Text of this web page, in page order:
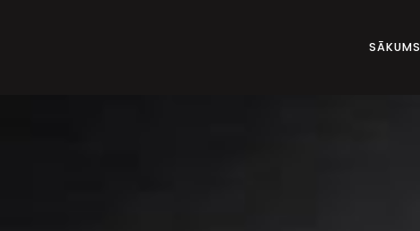
SĀKUMS